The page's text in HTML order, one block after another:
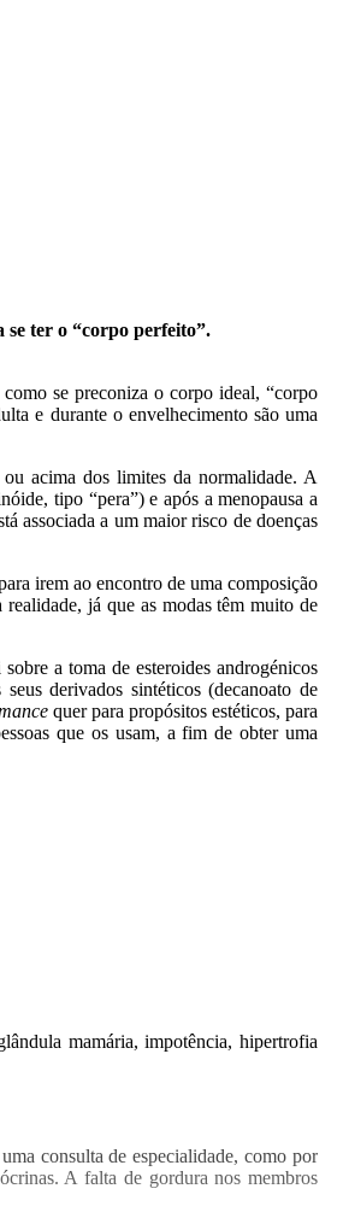
se ter o “corpo perfeito”.
se preconiza o corpo ideal, “corpo
e durante o envelhecimento são uma
acima dos limites da normalidade. A
tipo “pera”) e após a menopausa a
associada a um maior risco de doenças
irem ao encontro de uma composição
já que as modas têm muito de
a toma de esteroides androgénicos
derivados sintéticos (decanoato de
quer para propósitos estéticos, para
que os usam, a fim de obter uma
mamária, impotência, hipertrofia
consulta de especialidade, como por
A falta de gordura nos membros